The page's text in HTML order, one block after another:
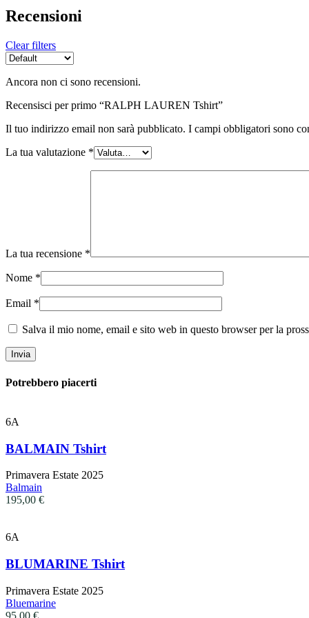
Recensioni
Clear filters
Ancora non ci sono recensioni.
Recensisci per primo “RALPH LAUREN Tshirt”
Il tuo indirizzo email non sarà pubblicato. I campi obbligatori sono
La tua valutazione *
La tua recensione *
Nome *
Email *
Salva il mio nome, email e sito web in questo browser per la
Potrebbero piacerti
Questo
ha
più
varianti.
Le
opzioni
possono
scelte
pagina
del
6A
BALMAIN Tshirt
Primavera Estate 2025
Balmain
195,00 €
Questo
ha
più
varianti.
Le
opzioni
6A
BLUMARINE Tshirt
Primavera Estate 2025
Bluemarine
95,00 €